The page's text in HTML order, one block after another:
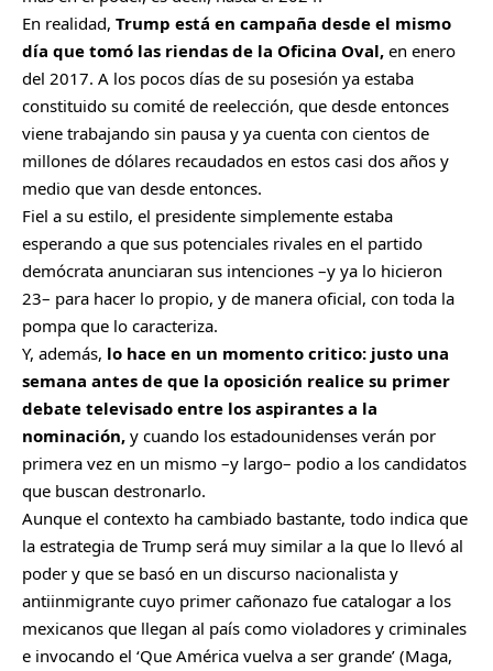
En realidad, Trump está en campaña desde el mismo
día que tomó las riendas de la Oficina Oval, en enero
del 2017. A los pocos días de su posesión ya estaba
constituido su comité de reelección, que desde entonces
viene trabajando sin pausa y ya cuenta con cientos de
millones de dólares recaudados en estos casi dos años y
medio que van desde entonces.
Fiel a su estilo, el presidente simplemente estaba
esperando a que sus potenciales rivales en el partido
demócrata anunciaran sus intenciones –y ya lo hicieron
23– para hacer lo propio, y de manera oficial, con toda la
pompa que lo caracteriza.
Y, además, lo hace en un momento critico: justo una
semana antes de que la oposición realice su primer
debate televisado entre los aspirantes a la
nominación, y cuando los estadounidenses verán por
primera vez en un mismo –y largo– podio a los candidatos
que buscan destronarlo.
Aunque el contexto ha cambiado bastante, todo indica que
la estrategia de Trump será muy similar a la que lo llevó al
poder y que se basó en un discurso nacionalista y
antiinmigrante cuyo primer cañonazo fue catalogar a los
mexicanos que llegan al país como violadores y criminales
e invocando el ‘Que América vuelva a ser grande’ (Maga,